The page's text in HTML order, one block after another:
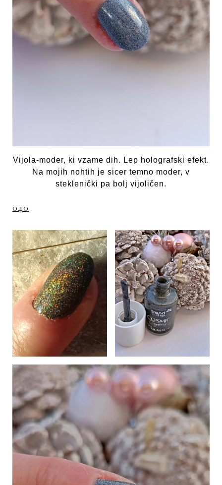
Vijola-moder, ki vzame dih. Lep holografski efekt.
Na mojih nohtih je sicer temno moder, v
steklenički pa bolj vijoličen.
040